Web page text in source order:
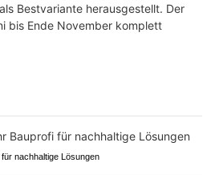
Bestvariante herausgestellt. Der
bis Ende November komplett
nachhaltige Lösungen